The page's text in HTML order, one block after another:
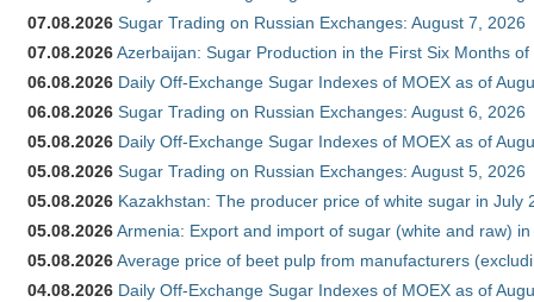
07.08.2026 Sugar Trading on Russian Exchanges: August 7, 2026
07.08.2026Azerbaijan: Sugar Production in the First Six Months of
06.08.2026 Daily Off-Exchange Sugar Indexes of MOEX as of
06.08.2026 Sugar Trading on Russian Exchanges: August 6, 2026
05.08.2026 Daily Off-Exchange Sugar Indexes of MOEX as of
05.08.2026 Sugar Trading on Russian Exchanges: August 5, 2026
05.08.2026 Kazakhstan: The producer price of white sugar in July
05.08.2026Armenia: Export and import of sugar (white and raw)
05.08.2026Average price of beet pulp from manufacturers
04.08.2026 Daily Off-Exchange Sugar Indexes of MOEX as of